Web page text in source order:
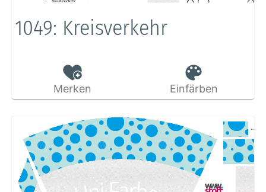
1049: Kreisverkehr
Merken Einfärben